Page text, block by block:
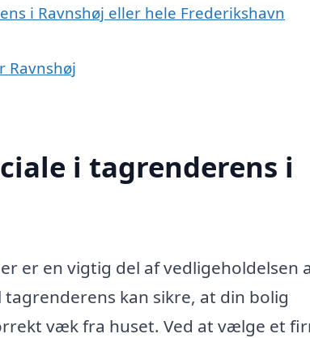
i Ravnshøj eller hele Frederikshavn
Ravnshøj
i tagrenderens i
er en vigtig del af vedligeholdelsen
kan sikre, at din bolig
væk fra huset. Ved at vælge et